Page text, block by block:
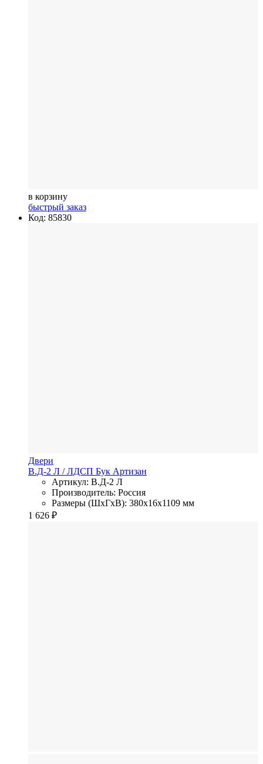
в корзину
быстрый заказ
Код: 85830
Двери
В.Д-2 Л / ЛДСП Бук Артизан
Артикул: В.Д-2 Л
Производитель: Россия
Размеры (ШхГхВ): 380x16x1109 мм
1 626 ₽